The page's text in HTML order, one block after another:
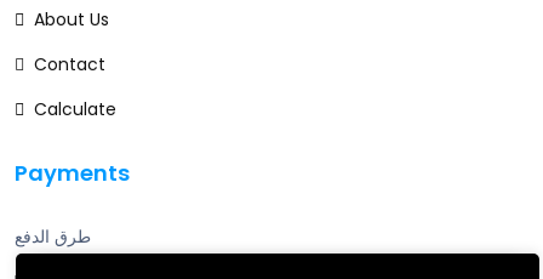
About Us
Contact
Calculate
Payments
طرق الدفع